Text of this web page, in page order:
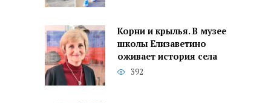
Корни и крылья. В музее
школы Елизаветино
оживает история села
392